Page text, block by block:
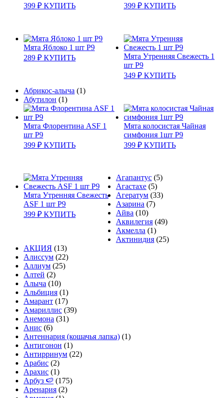
399 ₽ КУПИТЬ
399 ₽ КУПИТЬ
Мята Яблоко 1 шт Р9
289 ₽ КУПИТЬ
Мята Утренняя Свежесть 1
шт Р9
349 ₽ КУПИТЬ
Мята Флорентина ASF 1
шт Р9
399 ₽ КУПИТЬ
Мята колосистая Чайная
симфония 1шт Р9
399 ₽ КУПИТЬ
Мята Утренняя Свежесть
ASF 1 шт Р9
399 ₽ КУПИТЬ
Абрикос-алыча (1)
Абутилон (1)
Агапантус (5)
Агастахе (5)
Агератум (33)
Азарина (7)
Айва (10)
Аквилегия (49)
Акмелла (1)
Актинидия (25)
АКЦИЯ (13)
Алиссум (22)
Аллиум (25)
Алтей (2)
Алыча (10)
Альбиция (1)
Амарант (17)
Амариллис (39)
Анемона (31)
Анис (6)
Антеннария (кошачья лапка) (1)
Антигонон (1)
Антирринум (22)
Арабис (2)
Арахис (1)
Арбуз 🍉 (175)
Аренария (2)